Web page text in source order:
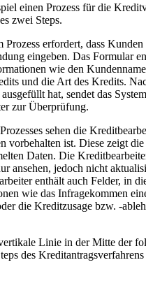
einen Prozess für die
zwei Steps.
Prozess erfordert, dass
eingeben. Das Formular
wie den
und die Art des Kredits.
hat, sendet das
zur Überprüfung.
sehen die
vorbehalten ist. Diese zeigt
Daten. Die
ansehen, jedoch nicht
enthält auch Felder, in
wie das Infragekommen
die Kreditzusage bzw. -
Linie in der Mitte der
des Kreditantragsverfahrens